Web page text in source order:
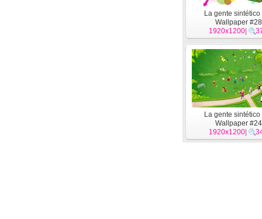
La gente
Wallpaper #28
1920x1200
La gente
Wallpaper #24
1920x1200